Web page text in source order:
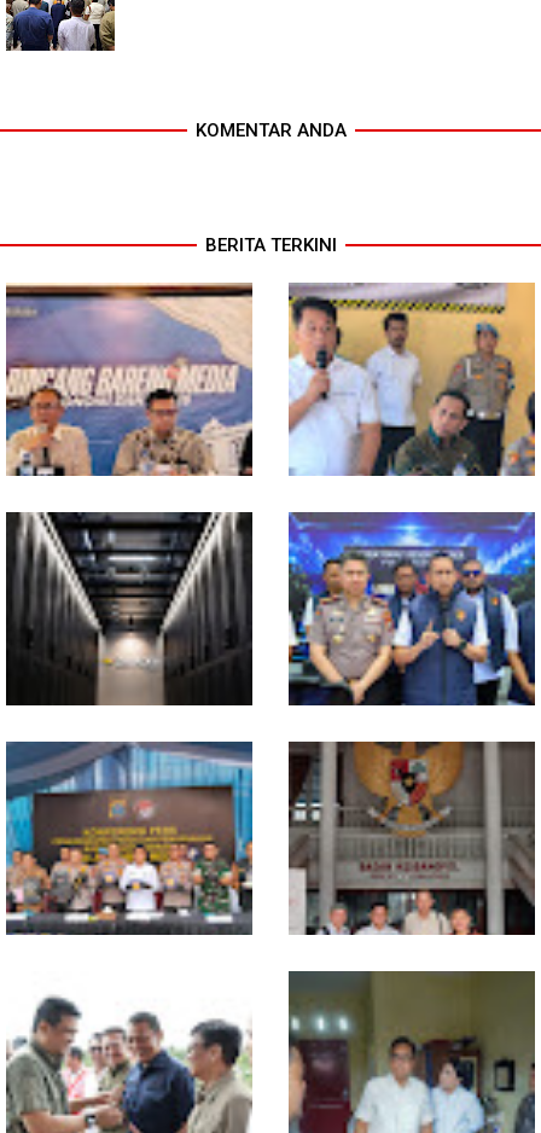
KOMENTAR ANDA
BERITA TERKINI
Ekonomi Sumut Triwulan II
2026 berkisar 5,06 Persen, BI :
Konsumsi RT dan
Perdagangan CPO
Penyumbang Tertinggi
Polresta Deliserdang
Musnahkan 1,2 Kilo Gram
Sabu-sabu: Tiga Tersangka
Gagal Edarkan Ribuan Dosis
Narkoba
Indosat, Ooredoo Group,
Nokia, dan NVIDIA Luncurkan
Zankore by Indosat, Siap
Layani Kawasan Asia-Pasifik
dengan Platform Infrastruktur
AI Terintegerasi
Polda Sumut Bongkar Sindikat
Scamming Internasional di
Apartemen Medan, Korban
Rugi Rp6,7 Miliar
Selama 300 Hari, Polrestabes
Medan Tangkap 1.434
Tersangka Narkoba
MIO Indonesia Sumut Resmi
Daftarkan Organisasi ke
Kesbangpol, Langkah Awal
Perkuat Profesionalisme
Media Online